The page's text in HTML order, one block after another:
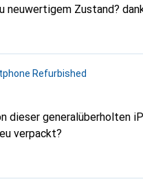
neuwertigem Zustand?
Refurbished
iPhones, Sind die Kartons original von
verpackt?